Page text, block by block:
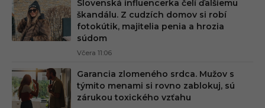
Slovenská influencerka čelí ďalšiemu
škandálu. Z cudzích domov si robí
fotokútik, majitelia penia a hrozia
súdom
Včera 11:06
Garancia zlomeného srdca. Mužov s
týmito menami si rovno zablokuj, sú
zárukou toxického vzťahu